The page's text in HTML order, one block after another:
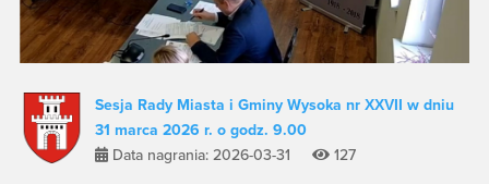
Sesja Rady Miasta i Gminy Wysoka nr XXVII w dniu
31 marca 2026 r. o godz. 9.00
Data nagrania: 2026-03-31
127